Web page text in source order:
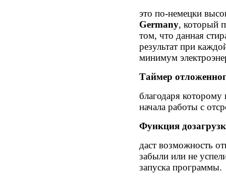
это по-немецки
Germany, который
том, что данная
результат при
минимум
Таймер
благодаря
начала работы с
Функция
даст возможность
забыли или не
запуска программы.